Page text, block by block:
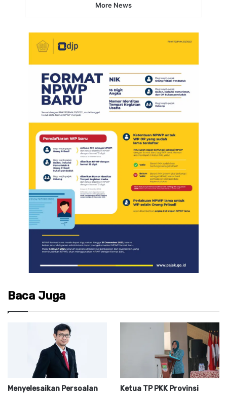
More News
Baca Juga
Menyelesaikan Persoalan
Ketua TP PKK Provinsi